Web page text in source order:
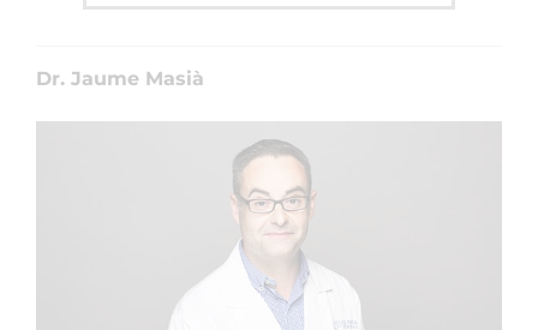
Dr. Jaume Masià